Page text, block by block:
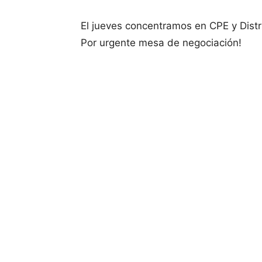
El jueves concentramos en CPE y
Por urgente mesa de negociación!